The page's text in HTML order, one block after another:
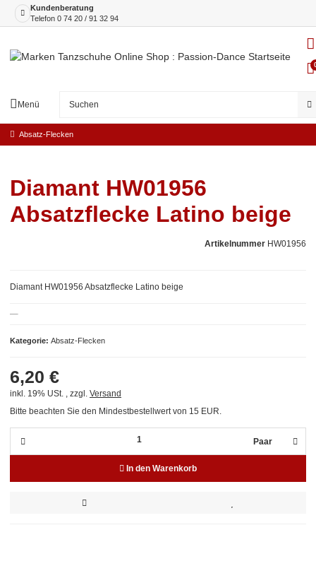
Kundenberatung
Telefon 0 74 20 / 91 32 94
Menü
Absatz-Flecken
Diamant HW01956
Absatzflecke Latino beige
Artikelnummer HW01956
Kategorie Absatz-Flecken
Diamant HW01956 Absatzflecke Latino beige
6,20 €
inkl. 19% USt. , zzgl. Versand
Bitte beachten Sie den Mindestbestellwert von 15 EUR.
Paar
In den Warenkorb